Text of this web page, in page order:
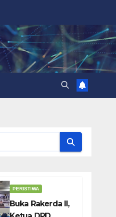
PERISTIWA
Buka Rakerda II,